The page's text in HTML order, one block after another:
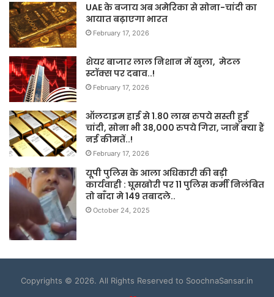
UAE के बजाय अब अमेरिका से सोना-चांदी का
आयात बढ़ाएगा भारत
February 17, 2026
शेयर बाजार लाल निशान में खुला, मेटल
स्टॉक्स पर दबाव..!
February 17, 2026
ऑलटाइम हाई से 1.80 लाख रुपये सस्ती हुई
चांदी, सोना भी 38,000 रुपये गिरा, जानें क्या हैं
नई कीमतें..!
February 17, 2026
यूपी पुलिस के आला अधिकारी की बड़ी
कार्यवाही : घूसखोरी पर 11 पुलिस कर्मी निलंबित
तो बाँदा मे 149 तबादले..
October 24, 2025
Copyrights © 2026. All Rights Reserved to SoochnaSansar.in